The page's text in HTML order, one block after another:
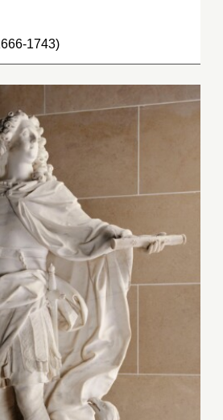
1743)